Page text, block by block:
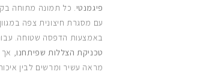
פיגמנטי. כל תמונה מתוחה
עם מסגרת חיצונית צפה
באמצעות הדפסה שטוחה.
טכניקת הצללות שפיתחנו, אך
מראה עשיר ומרשים לבין